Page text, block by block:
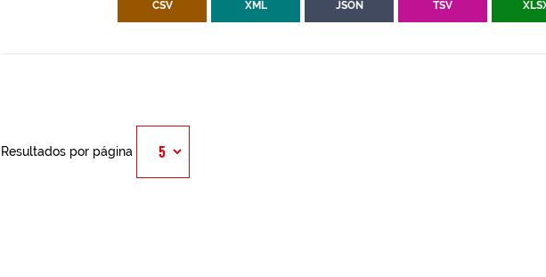
CSV XML JSON TSV
Resultados por página